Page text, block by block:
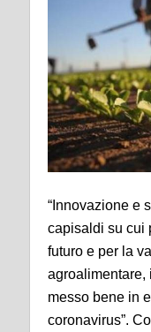
“Innovazione e
capisaldi su cui
futuro e per la
agroalimentare,
messo bene in
coronavirus”.